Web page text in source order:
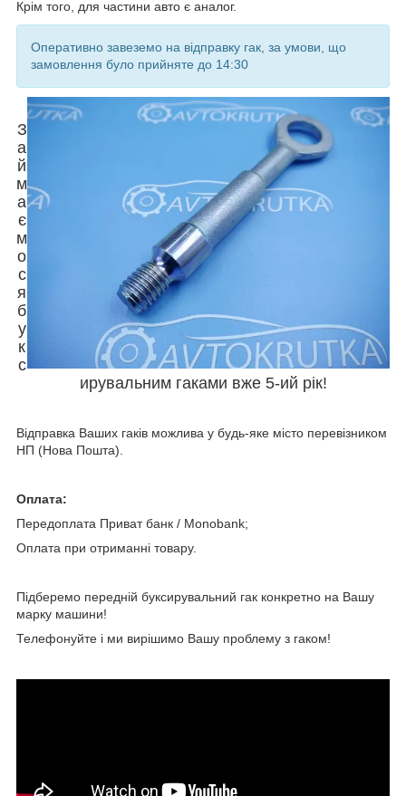
Крім того, для частини авто є аналог.
Оперативно завеземо на відправку гак, за умови, що
замовлення було прийняте до 14:30
З
а
й
м
а
є
м
о
с
я
б
у
к
с
ирувальним гаками вже 5-ий рік!
Відправка Ваших гаків можлива у будь-яке місто перевізником
НП (Нова Пошта).
Оплата:
Передоплата Приват банк / Мonobank;
Оплата при отриманні товару.
Підберемо передній буксирувальний гак конкретно на Вашу
марку машини!
Телефонуйте і ми вирішимо Вашу проблему з гаком!